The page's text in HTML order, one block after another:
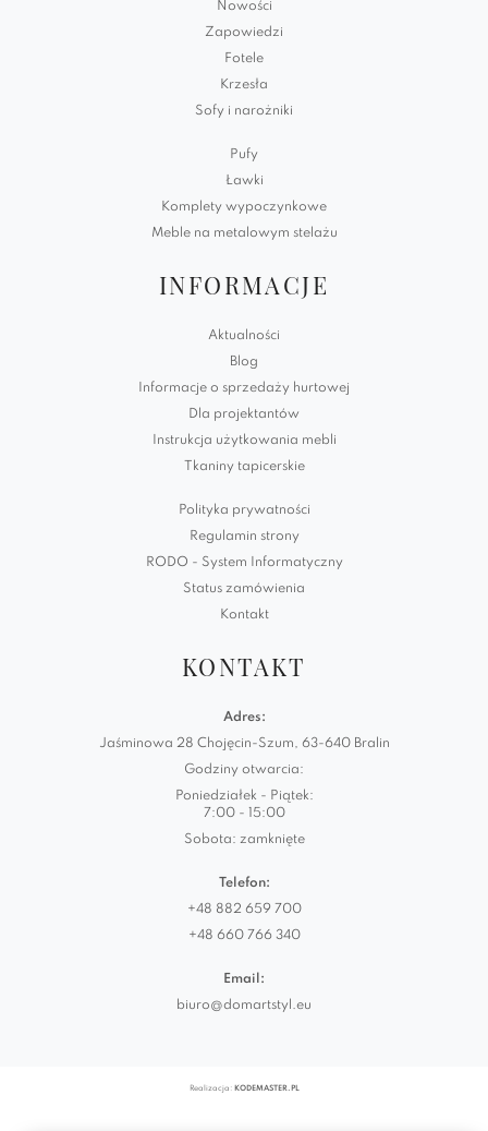
Nowości
Zapowiedzi
Fotele
Krzesła
Sofy i narożniki
Pufy
Ławki
Komplety wypoczynkowe
Meble na metalowym stelażu
INFORMACJE
Aktualności
Blog
Informacje o sprzedaży hurtowej
Dla projektantów
Instrukcja użytkowania mebli
Tkaniny tapicerskie
Polityka prywatności
Regulamin strony
RODO - System Informatyczny
Status zamówienia
Kontakt
KONTAKT
Adres:
Jaśminowa 28 Chojęcin-Szum, 63-640 Bralin
Godziny otwarcia:
Poniedziałek - Piątek:
7:00 - 15:00
Sobota: zamknięte
Telefon:
+48 882 659 700
+48 660 766 340
Email:
biuro@domartstyl.eu
Realizacja: KODEMASTER.PL